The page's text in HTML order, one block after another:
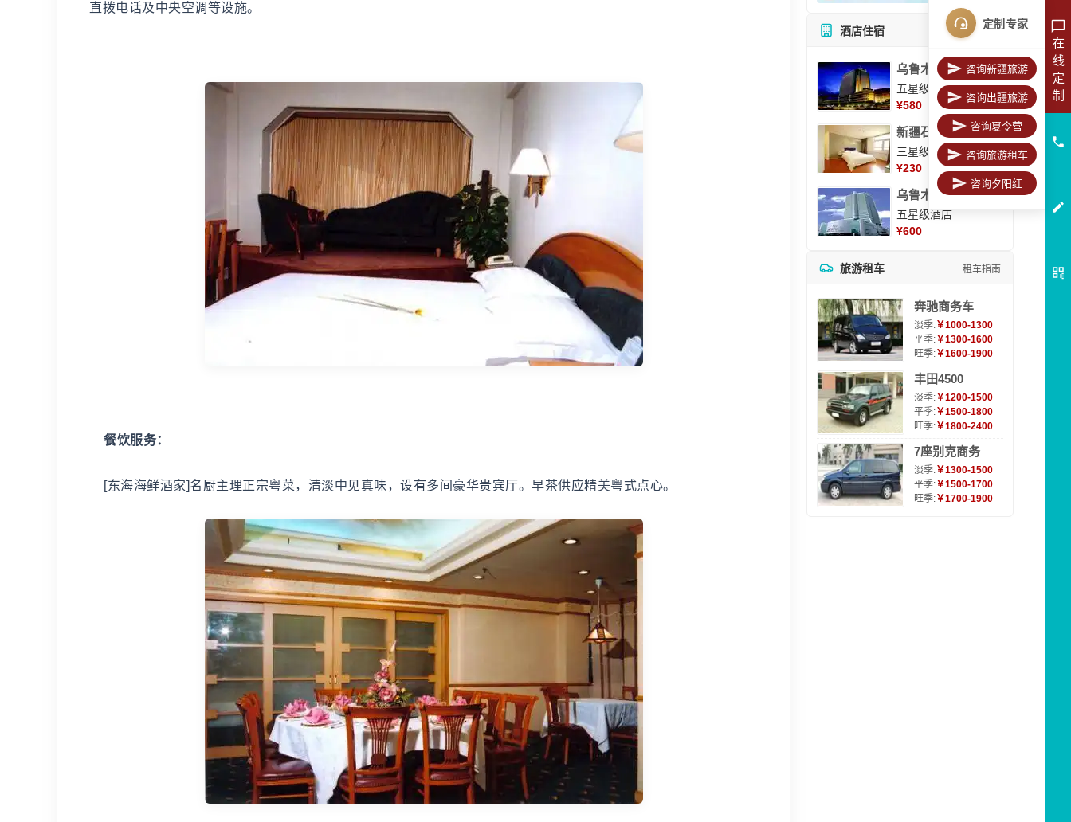
直拨电话及中央空调等设施。
餐饮服务：
[东海海鲜酒家]名厨主理正宗粤菜，清淡中见真味，设有多间豪华贵宾厅。早茶供应精美粤式点心。
酒店住宿 所有酒店
乌鲁木齐美丽华大酒
五星级酒店
¥580
新疆石河子凯瑞酒店
三星级酒店
¥230
乌鲁木齐海德大酒店
五星级酒店
¥600
旅游租车 租车指南
奔驰商务车
淡季:￥1000-1300
平季:￥1300-1600
旺季:￥1600-1900
丰田4500
淡季:￥1200-1500
平季:￥1500-1800
旺季:￥1800-2400
7座别克商务
淡季:￥1300-1500
平季:￥1500-1700
旺季:￥1700-1900
在
线
定
制
定制专家
咨询新疆旅游
咨询出疆旅游
咨询夏令营
咨询旅游租车
咨询夕阳红